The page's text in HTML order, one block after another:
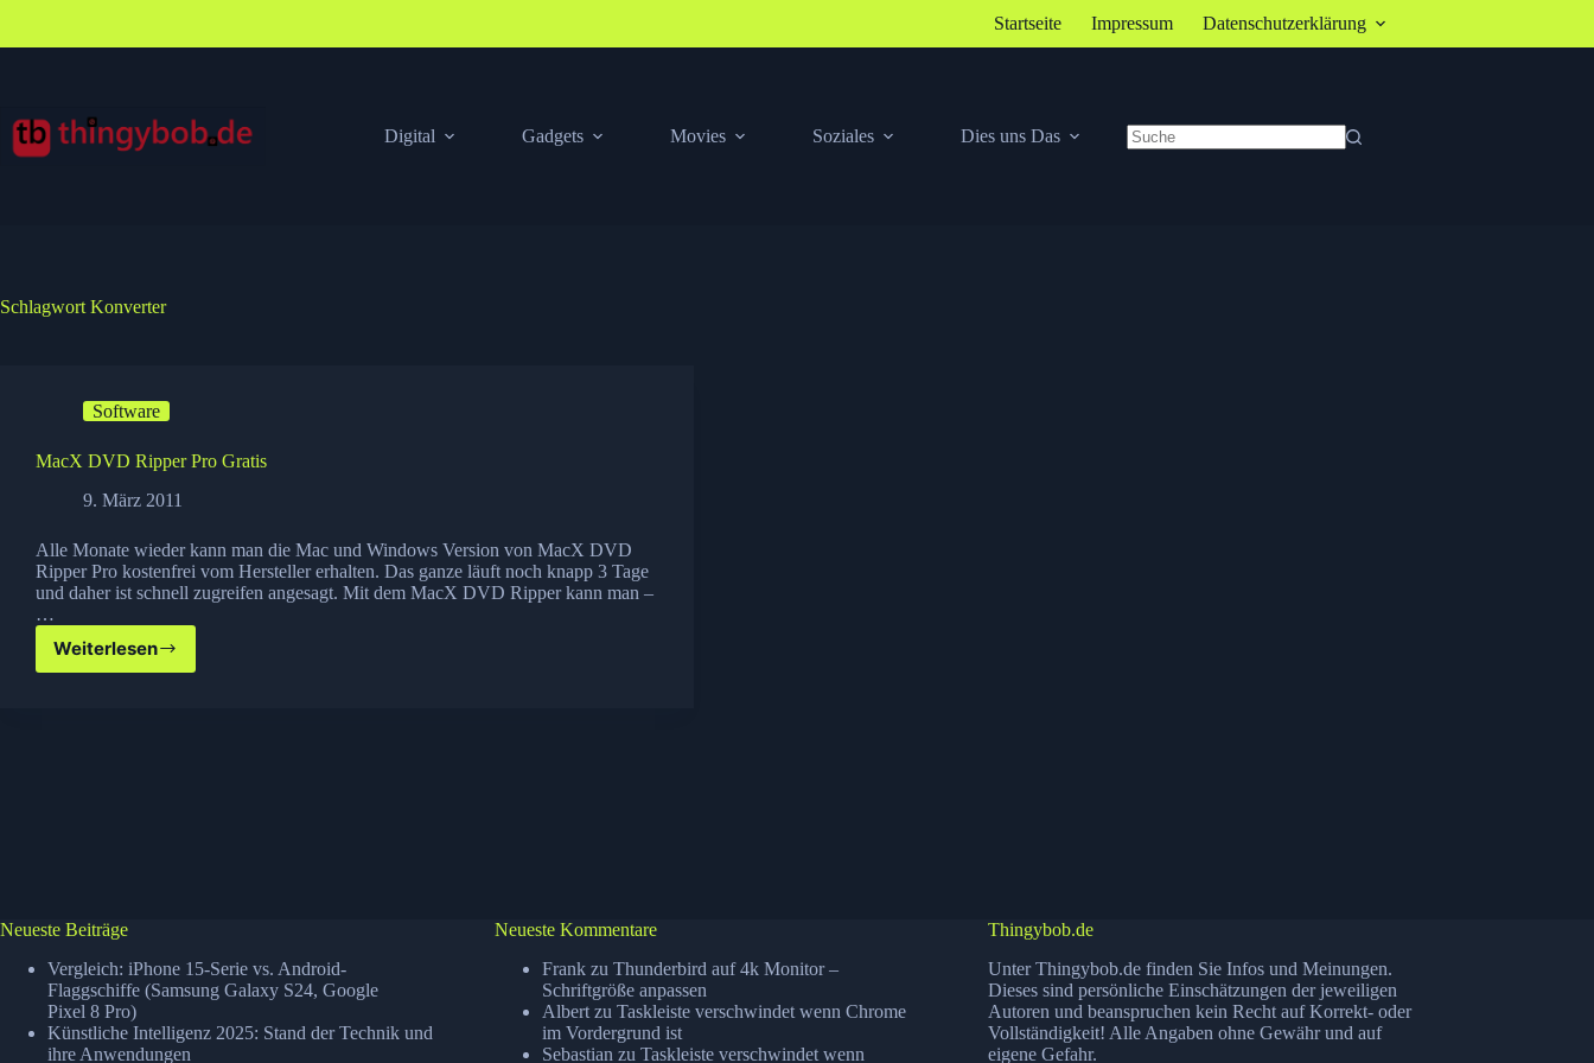
springen
Startseite Impressum Datenschutzerklärung
Digital Gadgets Movies Soziales
Dies uns Das
Schlagwort Konverter
Software
MacX DVD Ripper Pro Gratis
9. März 2011
Alle Monate wieder kann man die Mac und Windows Version von MacX DVD
Ripper Pro kostenfrei vom Hersteller erhalten. Das ganze läuft noch knapp 3 Tage
und daher ist schnell zugreifen angesagt. Mit dem MacX DVD Ripper kann man –
…
Weiterlesen
MacX
Neueste Beiträge
Vergleich: iPhone 15-Serie vs. Android-
Flaggschiffe (Samsung Galaxy S24, Google
Pixel 8 Pro)
Künstliche Intelligenz 2025: Stand der Technik und
ihre Anwendungen
Neueste Kommentare
Frankzu Thunderbird auf 4k Monitor –
Schriftgröße anpassen
Albertzu Taskleiste verschwindet wenn Chrome
im Vordergrund ist
Sebastian zu Taskleiste verschwindet wenn
Thingybob.de
Unter Thingybob.de finden Sie Infos und Meinungen.
Dieses sind persönliche Einschätzungen der jeweiligen
Autoren und beanspruchen kein Recht auf Korrekt- oder
Vollständigkeit! Alle Angaben ohne Gewähr und auf
eigene Gefahr.